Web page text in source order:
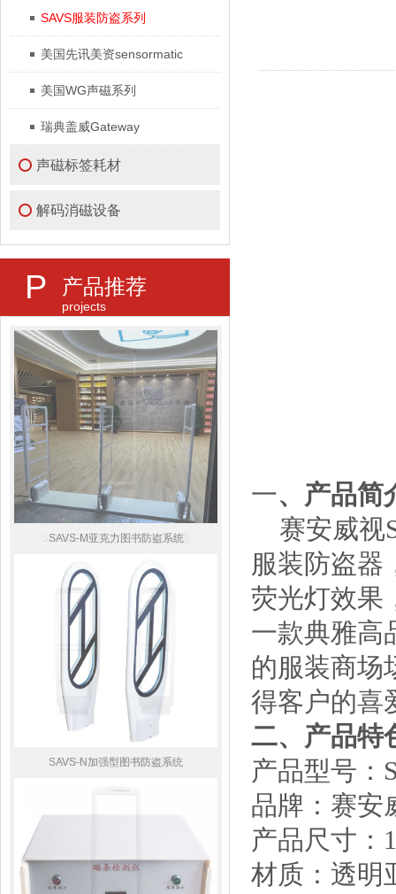
SAVS服装防盗系列
美国先讯美资sensormatic
美国WG声磁系列
瑞典盖威Gateway
声磁标签耗材
解码消磁设备
P 产品推荐
projects
SAVS-SC600进口亚克力防盗器
SAVS-SC580声磁防盗器
SAVS-M亚克力图书防盗系统
SAVS-N加强型图书防盗系统
一、产品简
赛安威视
服装防盗器
荧光灯效果
一款典雅高
的服装商场
得客户的喜
二、产品特
产品型号：
品牌：赛安
产品尺寸：
材质：透明